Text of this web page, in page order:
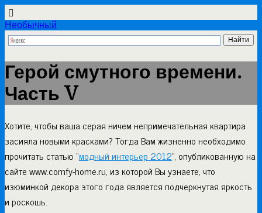
Необычный
Герой смутного времени.
Часть V
Хотите, чтобы ваша серая ничем непримечательная квартира
засияла новыми красками? Тогда Вам жизненно необходимо
прочитать статью “модный интерьер 2012”, опубликованную на
сайте www.comfy-home.ru, из которой Вы узнаете, что
изюминкой декора этого года является подчеркнутая яркость
и роскошь.